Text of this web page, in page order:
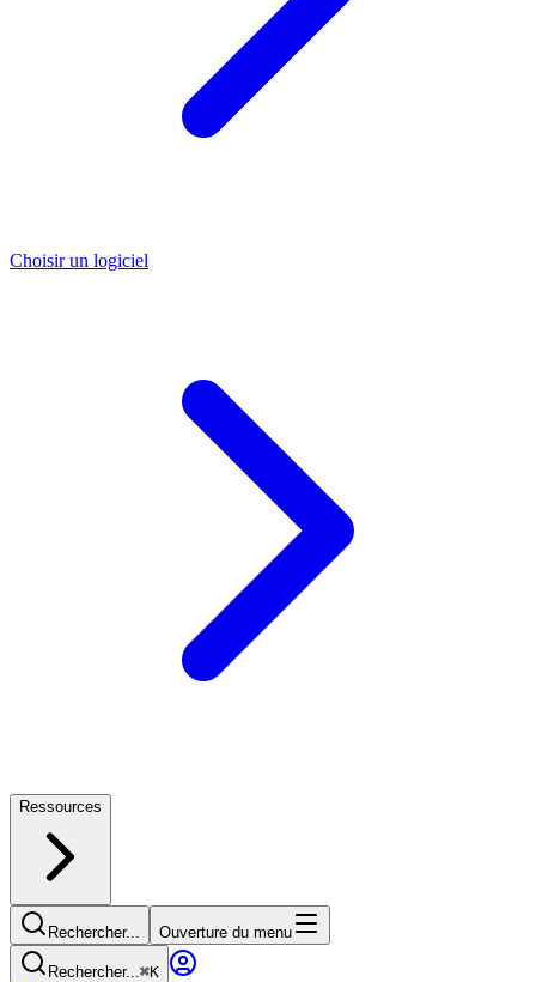
Choisir un logiciel
Ressources
Rechercher... Ouverture du menu
Rechercher...⌘K